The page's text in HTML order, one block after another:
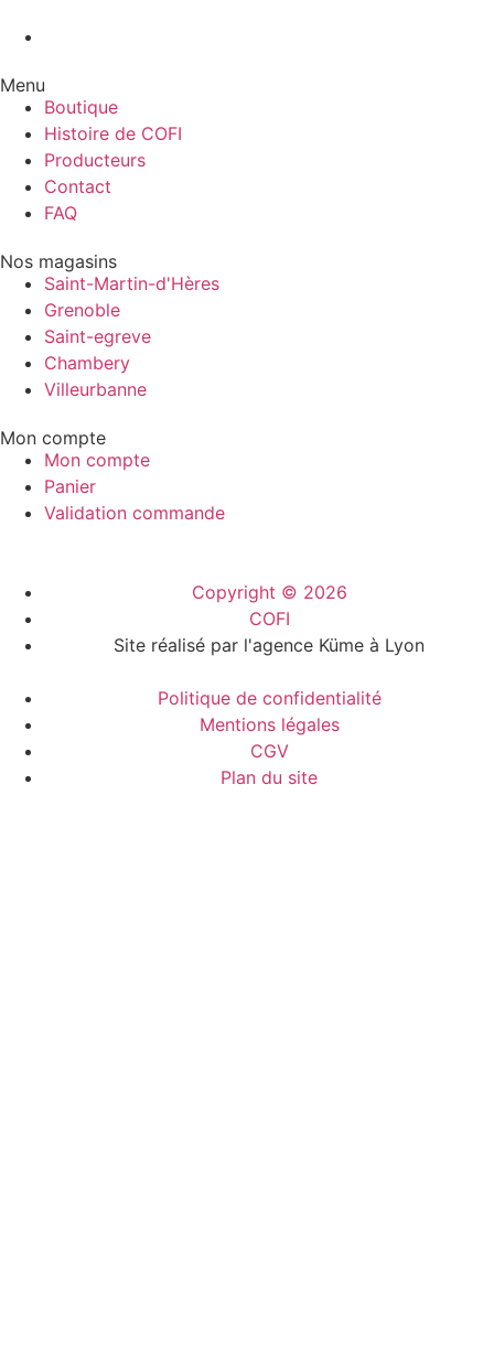
Menu
Boutique
Histoire de COFI
Producteurs
Contact
FAQ
Nos magasins
Saint-Martin-d'Hères
Grenoble
Saint-egreve
Chambery
Villeurbanne
Mon compte
Mon compte
Panier
Validation commande
Copyright © 2026
COFI
Site réalisé par l'agence Küme à Lyon
Politique de confidentialité
Mentions légales
CGV
Plan du site